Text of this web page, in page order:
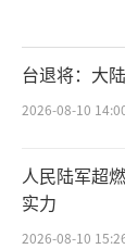
台退将：大
2026-08-10
人民陆军超
实力
2026-08-10